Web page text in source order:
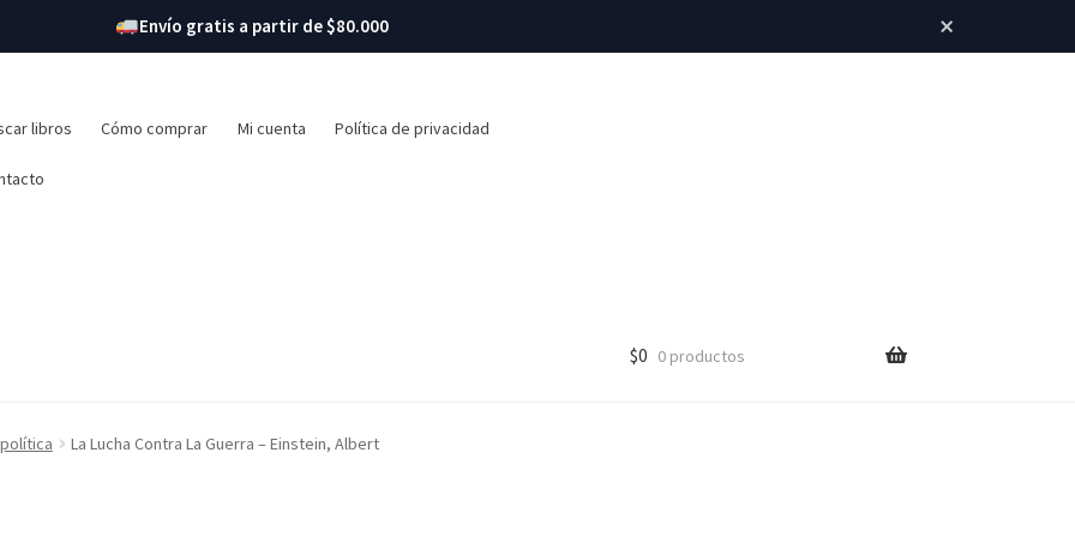
Envío gratis a partir de $80.000 ×
libros Cómo comprar Mi cuenta Política de privacidad
$0 0 productos
La Lucha Contra La Guerra – Einstein, Albert